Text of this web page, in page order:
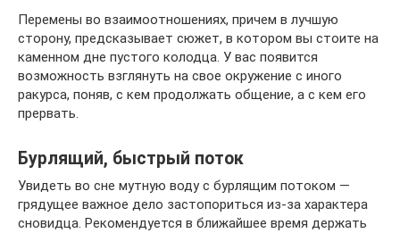
Перемены во взаимоотношениях, причем в лучшую
сторону, предсказывает сюжет, в котором вы стоите на
каменном дне пустого колодца. У вас появится
возможность взглянуть на свое окружение с иного
ракурса, поняв, с кем продолжать общение, а с кем его
прервать.
Бурлящий, быстрый поток
Увидеть во сне мутную воду с бурлящим потоком —
грядущее важное дело застопориться из-за характера
сновидца. Рекомендуется в ближайшее время держать